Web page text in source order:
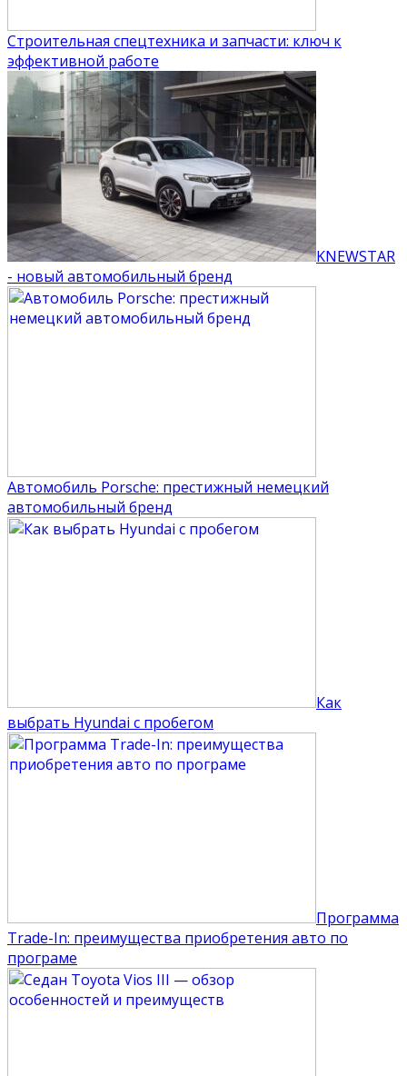
Строительная спецтехника и запчасти: ключ к
эффективной работе
KNEWSTAR
- новый автомобильный бренд
Автомобиль Porsche: престижный немецкий
автомобильный бренд
Как
выбрать Hyundai с пробегом
Программа
Trade-In: преимущества приобретения авто по
програме